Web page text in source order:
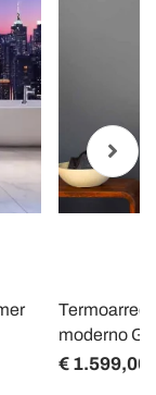
moderno
€ 1.599,00